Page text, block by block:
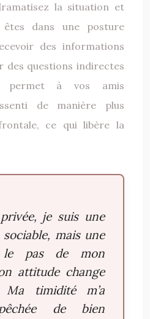
la situation et
dans une posture
des informations
des questions indirectes
permet à vos amis
de manière plus
ce qui libère la
je suis une
mais une
le pas de mon
attitude change
Ma timidité m’a
de bien